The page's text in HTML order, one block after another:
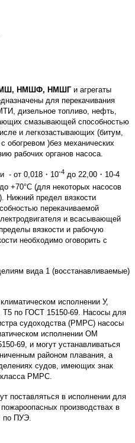
НМШ, НМШФ, НМШГи агрегаты
для перекачивания
дизельное топливо, нефть,
смазывающей способностью
и легкозастывающих (битум,
)без механических
рабочих органов насоса.
- от 0,018・10-4 до 22,00・10-4
+70°С (для некоторых насосов
Нижний предел вязкости
перекачиваемой
и всасывающей
вязкости и рабочую
необходимо оговорить с
вида 1 (восстанавливаемые)
исполнении У,
Т5 по ГОСТ 15150-69. Насосы для
судоходства (РМРС) насосы
исполнении ОМ
69, и могут устанавливаться
районом плавания, а
судов, имеющих знак
РМРС.
поставляться в исполнении для
производствах в
по ПУЭ.